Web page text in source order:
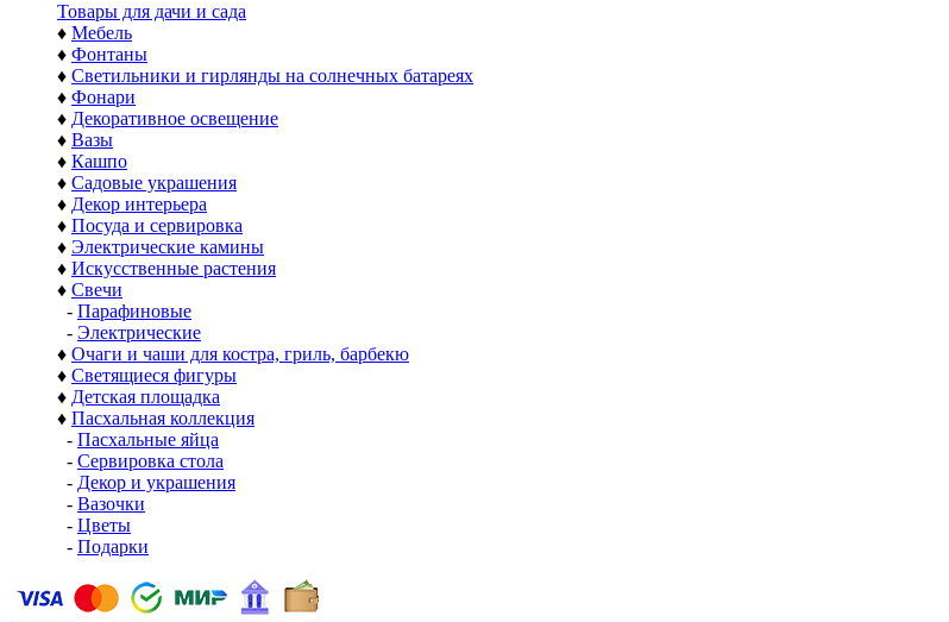
Товары для дачи и сада
♦ Мебель
♦ Фонтаны
♦ Светильники и гирлянды на солнечных батареях
♦ Фонари
♦ Декоративное освещение
♦ Вазы
♦ Кашпо
♦ Садовые украшения
♦ Декор интерьера
♦ Посуда и сервировка
♦ Электрические камины
♦ Искусственные растения
♦ Свечи
- Парафиновые
- Электрические
♦ Очаги и чаши для костра, гриль, барбекю
♦ Светящиеся фигуры
♦ Детская площадка
♦ Пасхальная коллекция
- Пасхальные яйца
- Сервировка стола
- Декор и украшения
- Вазочки
- Цветы
- Подарки